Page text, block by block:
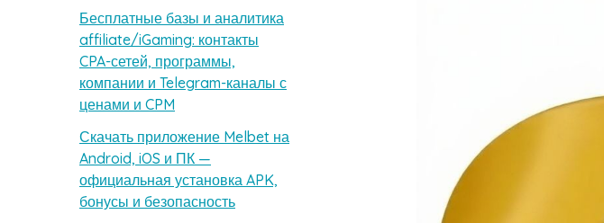
Бесплатные базы и аналитика
affiliate/iGaming: контакты
CPA-сетей, программы,
компании и Telegram-каналы с
ценами и CPM
Скачать приложение Melbet на
Android, iOS и ПК —
официальная установка APK,
бонусы и безопасность